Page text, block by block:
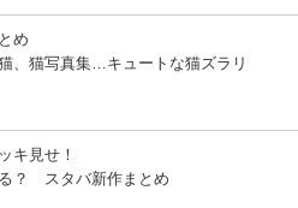
め
、猫写真集…キュートな猫ズラリ
キ見せ！
？ スタバ新作まとめ